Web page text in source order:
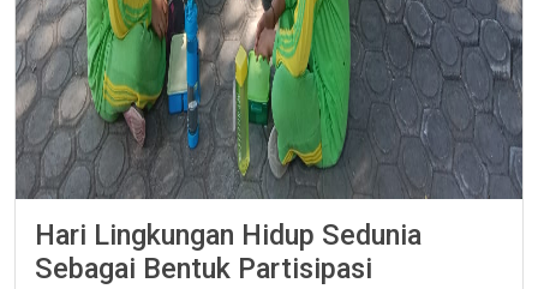
Hari Lingkungan Hidup Sedunia
Sebagai Bentuk Partisipasi